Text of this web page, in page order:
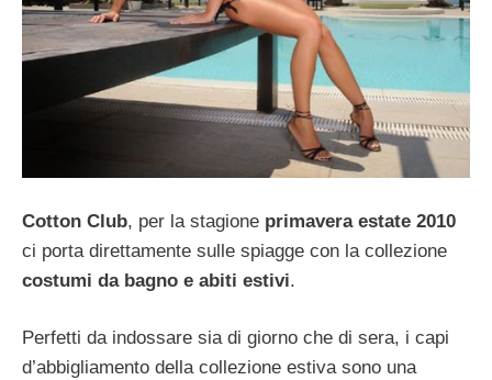
Cotton Club, per la stagione primavera estate 2010
ci porta direttamente sulle spiagge con la collezione
costumi da bagno e abiti estivi.
Perfetti da indossare sia di giorno che di sera, i capi
d’abbigliamento della collezione estiva sono una